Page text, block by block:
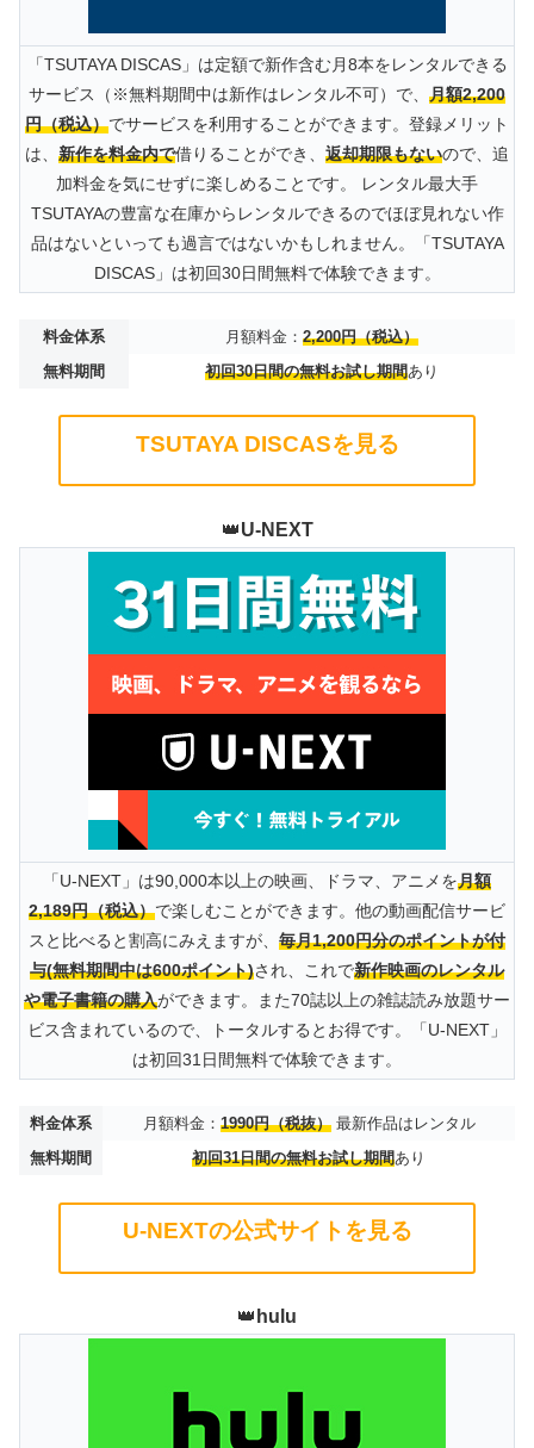
「TSUTAYA DISCAS」は定額で新作含む月8本をレンタルできる
サービス（※無料期間中は新作はレンタル不可）で、 月額2,200
円（税込）でサービスを利用することができます。登録メリット
は、 新作を料金内で借りることができ、 返却期限もないので、追
加料金を気にせずに楽しめることです。 レンタル最大手
TSUTAYAの豊富な在庫からレンタルできるのでほぼ見れない作
品はないといっても過言ではないかもしれません。「TSUTAYA
DISCAS」は初回30日間無料で体験できます。
料金体系 月額料金： 2,200円（税込）
無料期間
初回30日間の無料お試し期間あり
TSUTAYA DISCASを見る
👑U-NEXT
「U-NEXT」は90,000本以上の映画、ドラマ、アニメを月額
2,189円（税込）で楽しむことができます。他の動画配信サービ
スと比べると割高にみえますが、 毎月1,200円分のポイントが付
与(無料期間中は600ポイント)され、これで新作映画のレンタル
や電子書籍の購入ができます。また70誌以上の雑誌読み放題サー
ビス含まれているので、トータルするとお得です。「U-NEXT」
は初回31日間無料で体験できます。
料金体系 月額料金： 1990円（税抜）最新作品はレンタル
無料期間
初回31日間の無料お試し期間あり
U-NEXTの公式サイトを見る
👑 hulu